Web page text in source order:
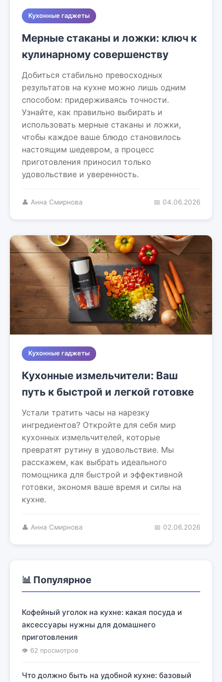
Кухонные гаджеты
Мерные стаканы и ложки: ключ к
кулинарному совершенству
Добиться стабильно превосходных
результатов на кухне можно лишь одним
способом: придерживаясь точности.
Узнайте, как правильно выбирать и
использовать мерные стаканы и ложки,
чтобы каждое ваше блюдо становилось
настоящим шедевром, а процесс
приготовления приносил только
удовольствие и уверенность.
👤 Анна Смирнова 📅 04.06.2026
Кухонные гаджеты
Кухонные измельчители: Ваш
путь к быстрой и легкой готовке
Устали тратить часы на нарезку
ингредиентов? Откройте для себя мир
кухонных измельчителей, которые
превратят рутину в удовольствие. Мы
расскажем, как выбрать идеального
помощника для быстрой и эффективной
готовки, экономя ваше время и силы на
кухне.
👤 Анна Смирнова 📅 02.06.2026
📊 Популярное
Кофейный уголок на кухне: какая посуда и
аксессуары нужны для домашнего
приготовления
👁 62 просмотров
Что должно быть на удобной кухне: базовый